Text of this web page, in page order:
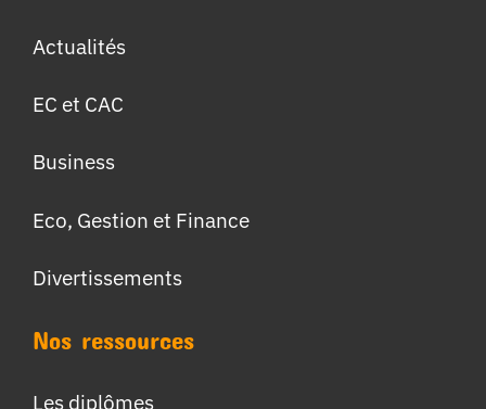
Actualités
EC et CAC
Business
Eco, Gestion et Finance
Divertissements
Nos ressources
Les diplômes